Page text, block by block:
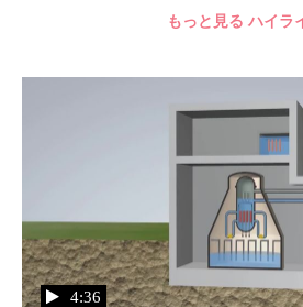
もっと見る ハイラ
4:36